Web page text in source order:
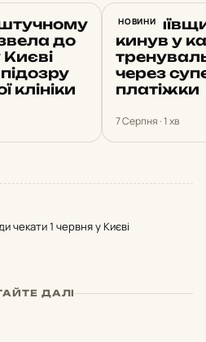
до
клініки
НОВИНИ
На
кинув у
через
платіжки
7 Серпня · 1 хв
чекати 1 червня у Києві
ДАЛІ